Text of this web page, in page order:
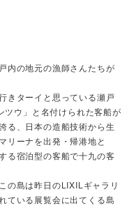
内の地元の漁師さんたちが
きターイと思っている瀬戸
ウ」と名付けられた客船が
る、日本の造船技術から生
リーナを出発・帰港地と
る宿泊型の客船で十九の客
の島は昨日のLIXILギャラリ
ている展覧会に出てくる島